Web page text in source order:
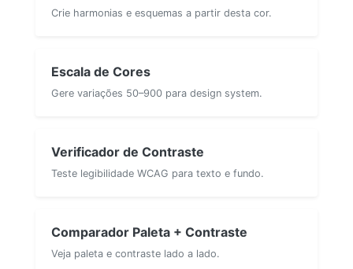
Crie harmonias e esquemas a partir desta cor.
Escala de Cores
Gere variações 50–900 para design system.
Verificador de Contraste
Teste legibilidade WCAG para texto e fundo.
Comparador Paleta + Contraste
Veja paleta e contraste lado a lado.